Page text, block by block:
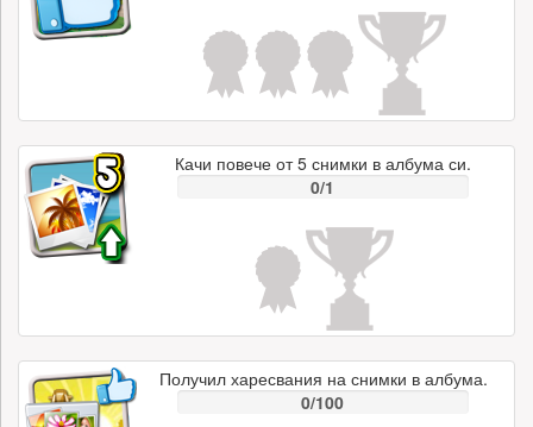
Качи повече от 5 снимки в албума си.
0/1
Получил харесвания на снимки в албума.
0/100